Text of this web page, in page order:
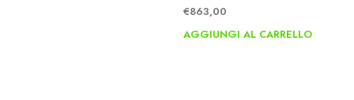
€863,00
AGGIUNGI AL CARRELLO